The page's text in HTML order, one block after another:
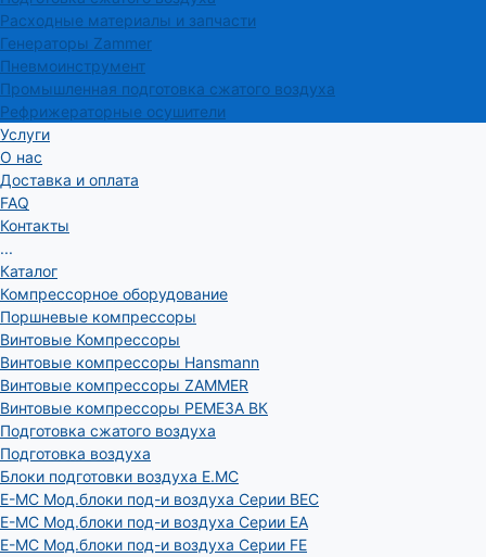
Расходные материалы и запчасти
Генераторы Zammer
Пневмоинструмент
Промышленная подготовка сжатого воздуха
Рефрижераторные осушители
Услуги
О нас
Доставка и оплата
FAQ
Контакты
...
Каталог
Компрессорное оборудование
Поршневые компрессоры
Винтовые Компрессоры
Винтовые компрессоры Hansmann
Винтовые компрессоры ZAMMER
Винтовые компрессоры РЕМЕЗА ВК
Подготовка сжатого воздуха
Подготовка воздуха
Блоки подготовки воздуха E.MC
E-MC Мод.блоки под-и воздуха Серии BEC
E-MC Мод.блоки под-и воздуха Серии EA
E-MC Мод.блоки под-и воздуха Серии FE